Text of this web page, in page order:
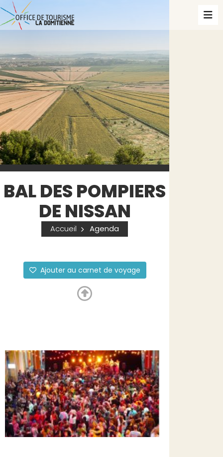
BAL DES POMPIERS
DE NISSAN
Accueil Agenda
Ajouter au carnet de voyage